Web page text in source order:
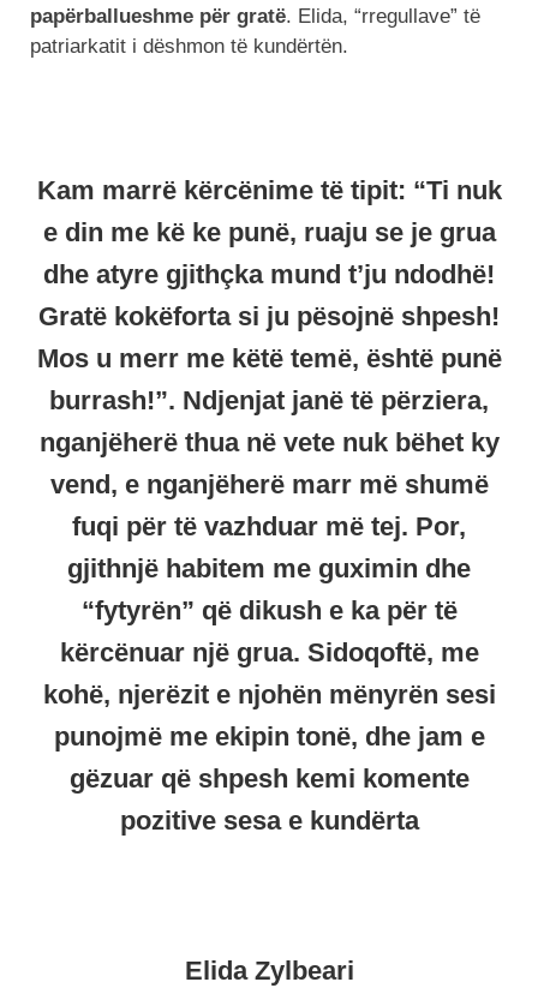
papërballueshme për gratë. Elida, “rregullave” të
patriarkatit i dëshmon të kundërtën.
Kam marrë kërcënime të tipit: “Ti nuk
e din me kë ke punë, ruaju se je grua
dhe atyre gjithçka mund t’ju ndodhë!
Gratë kokëforta si ju pësojnë shpesh!
Mos u merr me këtë temë, është punë
burrash!”. Ndjenjat janë të përziera,
nganjëherë thua në vete nuk bëhet ky
vend, e nganjëherë marr më shumë
fuqi për të vazhduar më tej. Por,
gjithnjë habitem me guximin dhe
“fytyrën” që dikush e ka për të
kërcënuar një grua. Sidoqoftë, me
kohë, njerëzit e njohën mënyrën sesi
punojmë me ekipin tonë, dhe jam e
gëzuar që shpesh kemi komente
pozitive sesa e kundërta
Elida Zylbeari